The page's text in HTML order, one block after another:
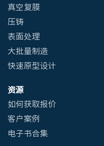
真空复膜
压铸
表面处理
大批量制造
快速原型设计
资源
如何获取报价
客户案例
电子书合集